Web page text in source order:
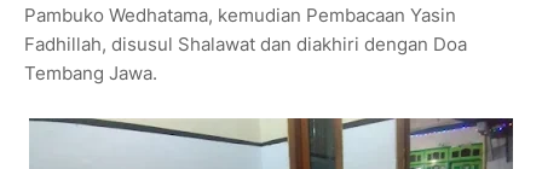
Pambuko Wedhatama, kemudian Pembacaan Yasin
Fadhillah, disusul Shalawat dan diakhiri dengan Doa
Tembang Jawa.